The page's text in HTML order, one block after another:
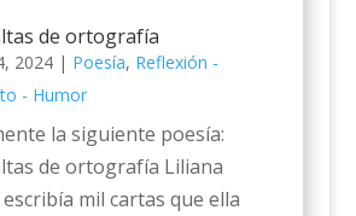
de ortografía
2024| Poesía, Reflexión -
- Humor
la siguiente poesía:
de ortografía Liliana
mil cartas que ella